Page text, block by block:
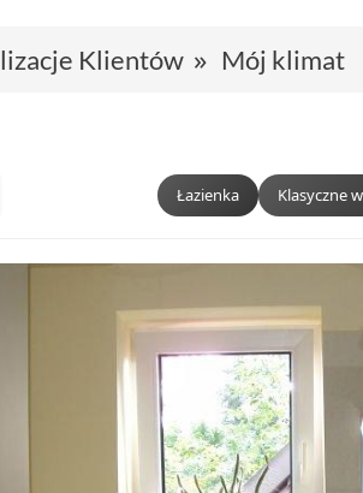
Klientów Mój klimat
Łazienka Klasyczne